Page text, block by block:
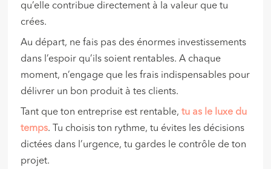
qu’elle contribue directement à la valeur que tu
crées.
Au départ, ne fais pas des énormes investissements
dans l’espoir qu’ils soient rentables. A chaque
moment, n’engage que les frais indispensables pour
délivrer un bon produit à tes clients.
Tant que ton entreprise est rentable,tu as le luxe du
temps. Tu choisis ton rythme, tu évites les décisions
dictées dans l’urgence, tu gardes le contrôle de ton
projet.